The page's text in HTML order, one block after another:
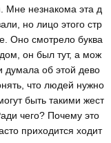
Мне незнакома эта д
но лицо этого стр
Оно смотрело буква
он был тут, а мож
думала об этой дево
что людей нужно
быть такими жест
чего? Почему это
приходится ходит